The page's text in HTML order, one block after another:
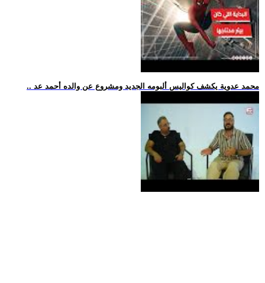
.. محمد عدوية يكشف كواليس ألبومه الجديد ومشروع عن والده أحمد عد